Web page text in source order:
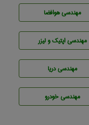
مهندسی هوافضا
مهندسی اپتیک و لیزر
مهندسی دریا
مهندسی خودرو